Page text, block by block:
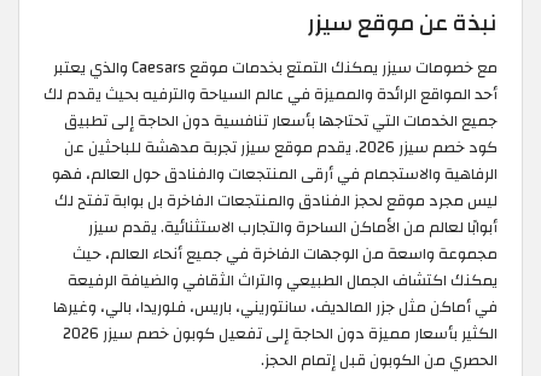
نبذة عن موقع سيزر
مع خصومات سيزر يمكنك التمتع بخدمات موقع Caesars والذي يعتبر
أحد المواقع الرائدة والمميزة في عالم السياحة والترفيه بحيث يقدم لك
جميع الخدمات التي تحتاجها بأسعار تنافسية دون الحاجة إلى تطبيق
كود خصم سيزر 2026. يقدم موقع سيزر تجربة مدهشة للباحثين عن
الرفاهية والاستجمام في أرقى المنتجعات والفنادق حول العالم، فهو
ليس مجرد موقع لحجز الفنادق والمنتجعات الفاخرة بل بوابة تفتح لك
أبوابًا لعالم من الأماكن الساحرة والتجارب الاستثنائية. يقدم سيزر
مجموعة واسعة من الوجهات الفاخرة في جميع أنحاء العالم، حيث
يمكنك اكتشاف الجمال الطبيعي والتراث الثقافي والضيافة الرفيعة
في أماكن مثل جزر المالديف، سانتوريني، باريس، فلوريدا، بالي، وغيرها
الكثير بأسعار مميزة دون الحاجة إلى تفعيل كوبون خصم سيزر 2026
الحصري من الكوبون قبل إتمام الحجز.